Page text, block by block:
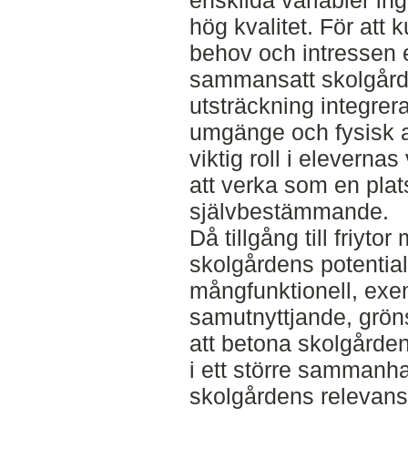
hög kvalitet. För att
behov och intressen
sammansatt
utsträckning
umgänge och fysisk
viktig roll i elevernas
att verka som en
självbestämmande.
Då tillgång till friytor
skolgårdens
mångfunktionell,
samutnyttjande,
att betona
i ett större
skolgårdens